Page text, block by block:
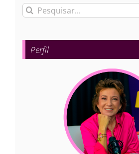
Buscar
para:
Perfil